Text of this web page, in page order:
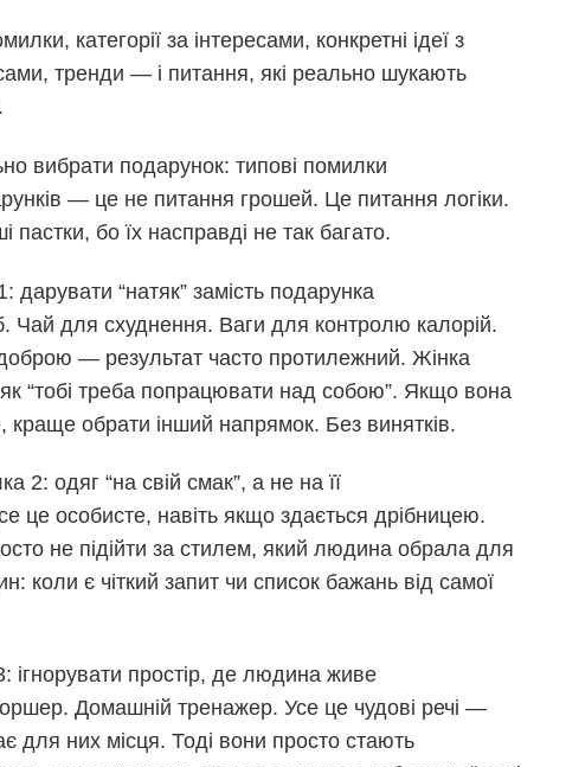
категорії за інтересами, конкретні ідеї з
тренди — і питання, які реально шукають
вибрати подарунок: типові помилки
— це не питання грошей. Це питання логіки.
бо їх насправді не так багато.
дарувати “натяк” замість подарунка
Чай для схуднення. Ваги для контролю калорій.
— результат часто протилежний. Жінка
“тобі треба попрацювати над собою”. Якщо вона
обрати інший напрямок. Без винятків.
2: одяг “на свій смак”, а не на її
це особисте, навіть якщо здається дрібницею.
не підійти за стилем, який людина обрала для
коли є чіткий запит чи список бажань від самої
ігнорувати простір, де людина живе
Домашній тренажер. Усе це чудові речі —
для них місця. Тоді вони просто стають